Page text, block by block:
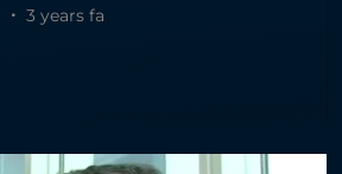
3 years fa